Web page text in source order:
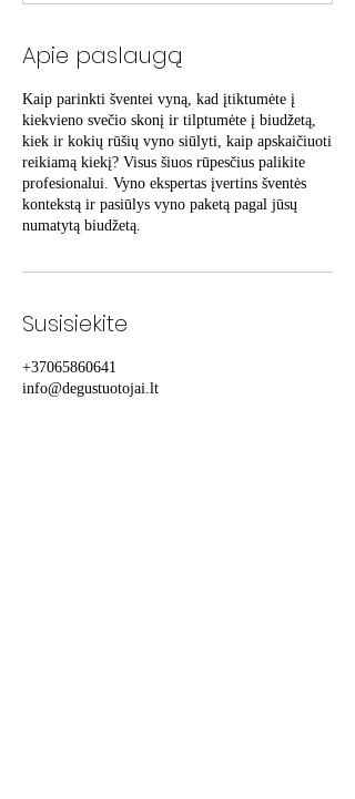
Apie paslaugą
Kaip parinkti šventei vyną, kad įtiktumėte į
kiekvieno svečio skonį ir tilptumėte į biudžetą,
kiek ir kokių rūšių vyno siūlyti, kaip apskaičiuoti
reikiamą kiekį? Visus šiuos rūpesčius palikite
profesionalui. Vyno ekspertas įvertins šventės
kontekstą ir pasiūlys vyno paketą pagal jūsų
numatytą biudžetą.
Susisiekite
+37065860641
info@degustuotojai.lt